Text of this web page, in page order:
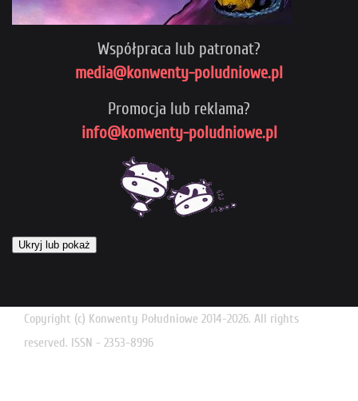
Współpraca lub patronat?
media@konwenty-poludniowe.pl
Promocja lub reklama?
info@konwenty-poludniowe.pl
Ukryj lub pokaż
Copyright (c) Konwenty Południowe 2014-2026. All rights
reserved. ISSN - 2353-8996